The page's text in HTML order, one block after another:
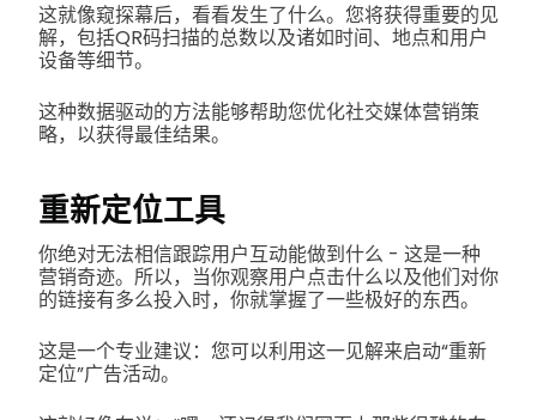
这就像窥探幕后，看看发生了什么。您将获得重要的见
解，包括QR码扫描的总数以及诸如时间、地点和用户
设备等细节。
这种数据驱动的方法能够帮助您优化社交媒体营销策
略，以获得最佳结果。
重新定位工具
你绝对无法相信跟踪用户互动能做到什么 - 这是一种
营销奇迹。所以，当你观察用户点击什么以及他们对你
的链接有多么投入时，你就掌握了一些极好的东西。
这是一个专业建议：您可以利用这一见解来启动“重新
定位”广告活动。